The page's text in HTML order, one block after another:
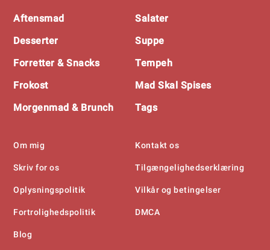
Footer
Aftensmad
Desserter
Forretter & Snacks
Frokost
Morgenmad & Brunch
Salater
Suppe
Tempeh
Mad Skal Spises
Tags
Om mig
Skriv for os
Oplysningspolitik
Fortrolighedspolitik
Blog
Kontakt os
Tilgængelighedserklæring
Vilkår og betingelser
DMCA